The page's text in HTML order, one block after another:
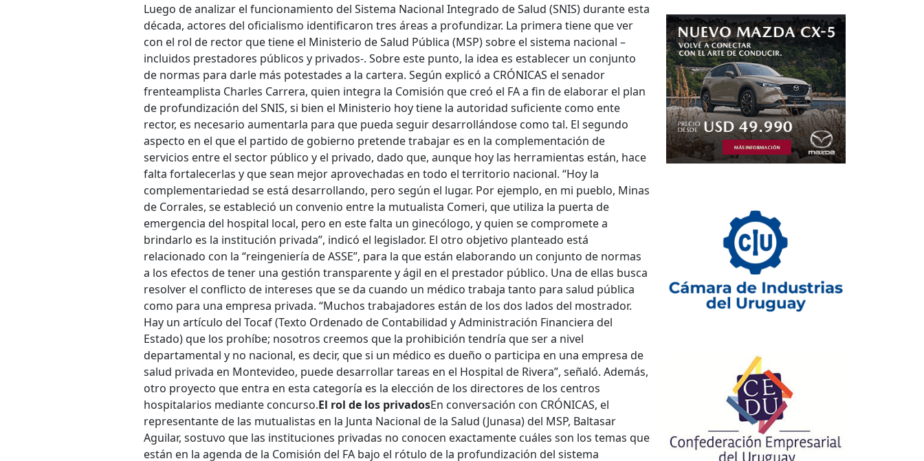
Luego de analizar el funcionamiento del Sistema Nacional Integrado de Salud (SNIS) durante esta
década, actores del oficialismo identificaron tres áreas a profundizar. La primera tiene que ver
con el rol de rector que tiene el Ministerio de Salud Pública (MSP) sobre el sistema nacional –
incluidos prestadores públicos y privados-. Sobre este punto, la idea es establecer un conjunto
de normas para darle más potestades a la cartera. Según explicó a CRÓNICAS el senador
frenteamplista Charles Carrera, quien integra la Comisión que creó el FA a fin de elaborar el plan
de profundización del SNIS, si bien el Ministerio hoy tiene la autoridad suficiente como ente
rector, es necesario aumentarla para que pueda seguir desarrollándose como tal. El segundo
aspecto en el que el partido de gobierno pretende trabajar es en la complementación de
servicios entre el sector público y el privado, dado que, aunque hoy las herramientas están, hace
falta fortalecerlas y que sean mejor aprovechadas en todo el territorio nacional. “Hoy la
complementariedad se está desarrollando, pero según el lugar. Por ejemplo, en mi pueblo, Minas
de Corrales, se estableció un convenio entre la mutualista Comeri, que utiliza la puerta de
emergencia del hospital local, pero en este falta un ginecólogo, y quien se compromete a
brindarlo es la institución privada”, indicó el legislador. El otro objetivo planteado está
relacionado con la “reingeniería de ASSE”, para la que están elaborando un conjunto de normas
a los efectos de tener una gestión transparente y ágil en el prestador público. Una de ellas busca
resolver el conflicto de intereses que se da cuando un médico trabaja tanto para salud pública
como para una empresa privada. “Muchos trabajadores están de los dos lados del mostrador.
Hay un artículo del Tocaf (Texto Ordenado de Contabilidad y Administración Financiera del
Estado) que los prohíbe; nosotros creemos que la prohibición tendría que ser a nivel
departamental y no nacional, es decir, que si un médico es dueño o participa en una empresa de
salud privada en Montevideo, puede desarrollar tareas en el Hospital de Rivera”, señaló. Además,
otro proyecto que entra en esta categoría es la elección de los directores de los centros
hospitalarios mediante concurso.El rol de los privadosEn conversación con CRÓNICAS, el
representante de las mutualistas en la Junta Nacional de la Salud (Junasa) del MSP, Baltasar
Aguilar, sostuvo que las instituciones privadas no conocen exactamente cuáles son los temas que
están en la agenda de la Comisión del FA bajo el rótulo de la profundización del sistema